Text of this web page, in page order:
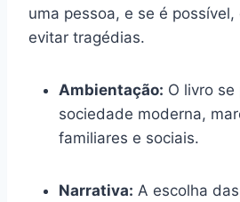
uma pessoa, e se é
evitar tragédias.
Ambientação: O livro se
sociedade moderna,
familiares e sociais.
Narrativa: A escolha